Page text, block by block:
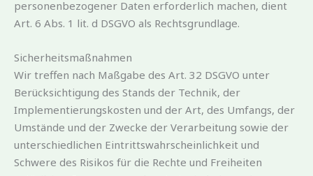
personenbezogener Daten erforderlich machen, dient
Art. 6 Abs. 1 lit. d DSGVO als Rechtsgrundlage.
Sicherheitsmaßnahmen
Wir treffen nach Maßgabe des Art. 32 DSGVO unter
Berücksichtigung des Stands der Technik, der
Implementierungskosten und der Art, des Umfangs, der
Umstände und der Zwecke der Verarbeitung sowie der
unterschiedlichen Eintrittswahrscheinlichkeit und
Schwere des Risikos für die Rechte und Freiheiten